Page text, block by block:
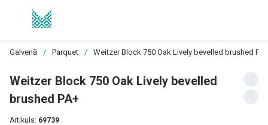
Galvenā / Parquet / Weitzer Block 750 Oak Lively bevelled brushed PA+
Weitzer Block 750 Oak Lively bevelled
brushed PA+
Artikuls: 69739